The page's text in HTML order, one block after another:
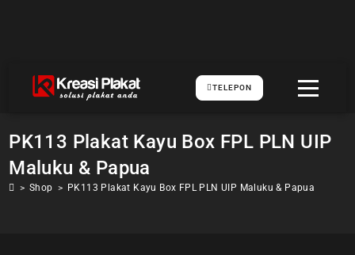
TELEPON
PK113 Plakat Kayu Box FPL PLN UIP
Maluku & Papua
> Shop > PK113 Plakat Kayu Box FPL PLN UIP Maluku & Papua